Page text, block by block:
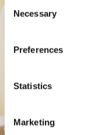
Selection
Necessary
Preferences
Statistics
Marketing